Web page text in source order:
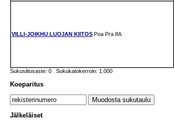
VILLI-JOIKHU LUOJAN KIITOS Poa Pra IfA
Sukusiitosaste: 0 Sukukatokerroin: 1.000
Koeparitus
Jälkeläiset